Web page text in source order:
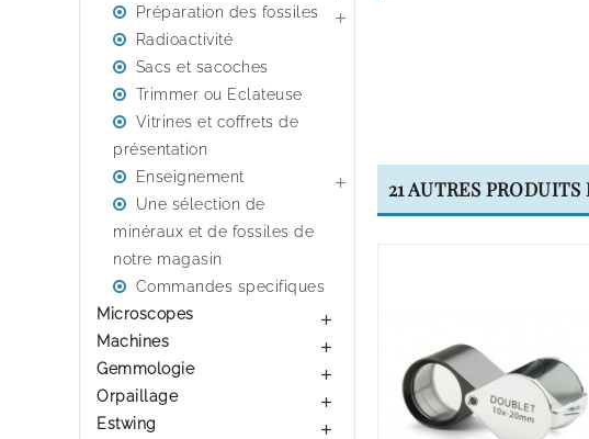
Préparation des fossiles 
Radioactivité
Sacs et sacoches
Trimmer ou Eclateuse
Vitrines et coffrets de
présentation
Enseignement

Une sélection de
minéraux et de fossiles de
notre magasin
Commandes specifiques
Microscopes

Machines 
Gemmologie 
Orpaillage 
Estwing 
21 AUTRES